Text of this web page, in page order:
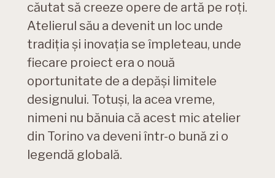
căutat să creeze opere de artă pe roți.
Atelierul său a devenit un loc unde
tradiția și inovația se împleteau, unde
fiecare proiect era o nouă
oportunitate de a depăși limitele
designului. Totuși, la acea vreme,
nimeni nu bănuia că acest mic atelier
din Torino va deveni într-o bună zi o
legendă globală.